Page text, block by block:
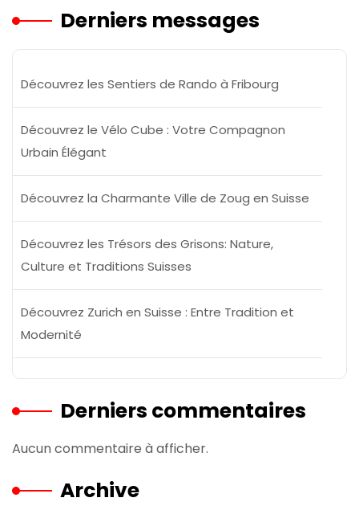
Derniers messages
Découvrez les Sentiers de Rando à Fribourg
Découvrez le Vélo Cube : Votre Compagnon
Urbain Élégant
Découvrez la Charmante Ville de Zoug en Suisse
Découvrez les Trésors des Grisons: Nature,
Culture et Traditions Suisses
Découvrez Zurich en Suisse : Entre Tradition et
Modernité
Derniers commentaires
Aucun commentaire à afficher.
Archive